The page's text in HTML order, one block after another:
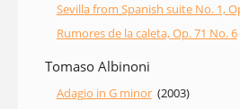
Sevilla from Spanish suite No. 1,
Rumores de la caleta, Op. 71 No. 6
Tomaso Albinoni
Adagio in G minor (2003)